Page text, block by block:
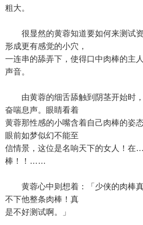
粗大。
很显然的黄蓉知道要如何来测试资
形成更有感觉的小穴，
一连串的舔弄下，使得口中肉棒的主
声音。
由黄蓉的细舌舔触到阴茎开始时，
奋喘息声。眼睛看着
黄蓉那性感的小嘴含着自己肉棒的姿
眼前如梦似幻不能至
信情景，这位是名响天下的女人！
棒！！……
黄蓉心中则想着：「少侠的肉棒真
不下他整条肉棒！真
是不好测试啊。」